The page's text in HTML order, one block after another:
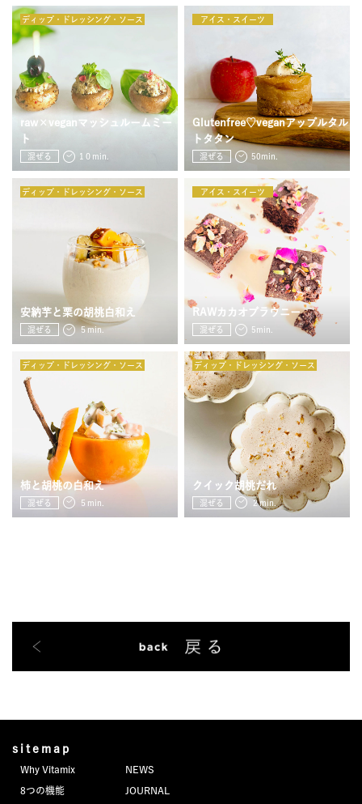
ディップ・ドレッシング・ソース
raw×veganマッシュルームミー
ト
混ぜる 1０min.
アイス・スイーツ
Glutenfree♡veganアップルタル
トタタン
混ぜる 50min.
ディップ・ドレッシング・ソース
安納芋と栗の胡桃白和え
混ぜる ５min.
アイス・スイーツ
RAWカカオブラウニー
混ぜる 5min.
ディップ・ドレッシング・ソース
柿と胡桃の白和え
混ぜる ５min.
ディップ・ドレッシング・ソース
クイック胡桃だれ
混ぜる ２min.
sitemap
Why Vitamix
8つの機能
NEWS
JOURNAL